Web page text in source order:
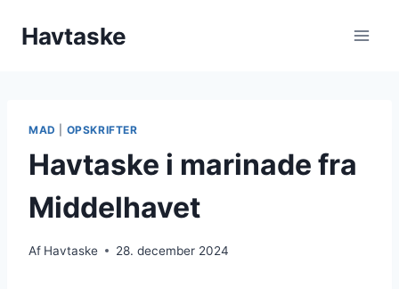
Havtaske
MAD OPSKRIFTER
Havtaske i marinade fra
Middelhavet
Af Havtaske 28. december 2024